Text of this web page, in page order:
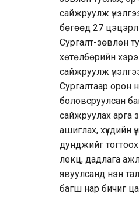
сайжруулж
бөгөөд 27
Сургалт-зөвлөн
хөтөлбөрийн
сайжруулж
Сургалтаар орон
боловсруулсан
сайжруулах арга
ашиглах,
дунджийг
лекц, дадлага
явуулсанд нэн
багш нар бичиг